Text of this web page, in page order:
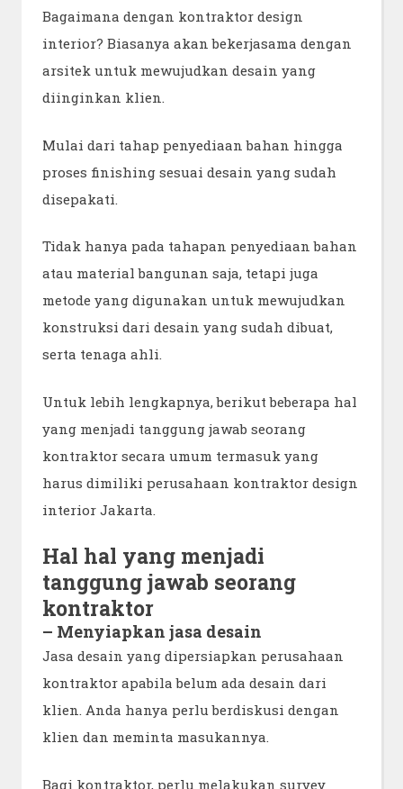
Bagaimana dengan kontraktor design
interior? Biasanya akan bekerjasama dengan
arsitek untuk mewujudkan desain yang
diinginkan klien.
Mulai dari tahap penyediaan bahan hingga
proses finishing sesuai desain yang sudah
disepakati.
Tidak hanya pada tahapan penyediaan bahan
atau material bangunan saja, tetapi juga
metode yang digunakan untuk mewujudkan
konstruksi dari desain yang sudah dibuat,
serta tenaga ahli.
Untuk lebih lengkapnya, berikut beberapa hal
yang menjadi tanggung jawab seorang
kontraktor secara umum termasuk yang
harus dimiliki perusahaan kontraktor design
interior Jakarta.
Hal hal yang menjadi
tanggung jawab seorang
kontraktor
– Menyiapkan jasa desain
Jasa desain yang dipersiapkan perusahaan
kontraktor apabila belum ada desain dari
klien. Anda hanya perlu berdiskusi dengan
klien dan meminta masukannya.
Bagi kontraktor, perlu melakukan survey